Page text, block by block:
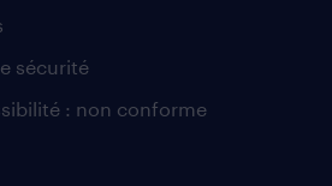
sécurité
: non conforme